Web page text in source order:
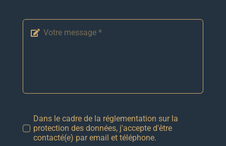
Dans le cadre de la réglementation sur la
protection des données, j'accepte d'être
contacté(e) par email et téléphone.